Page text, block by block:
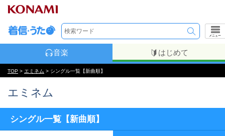
メニュー
音楽 はじめて
TOP > エミネム > シングル一覧【新曲順】
エミネム
シングル一覧【新曲順】